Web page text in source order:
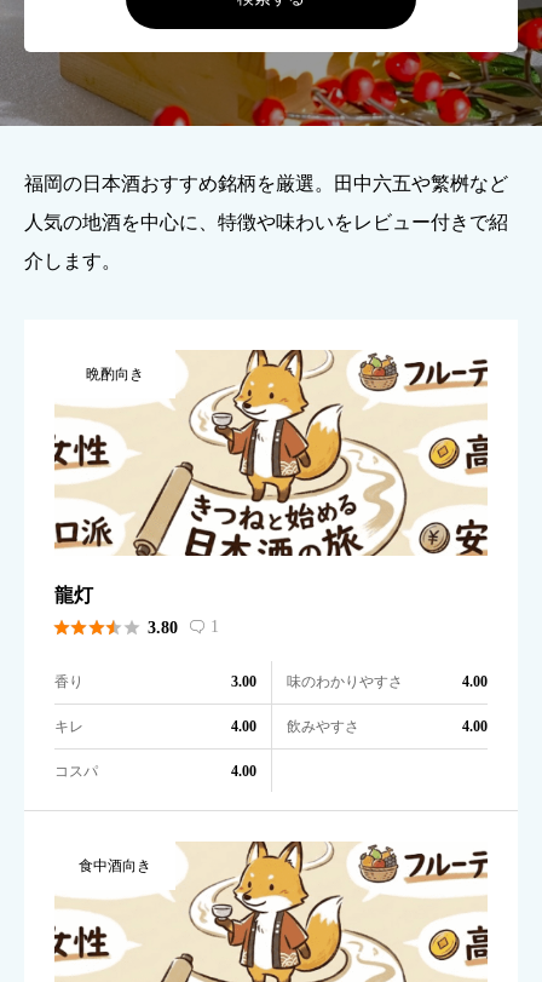
福岡の日本酒おすすめ銘柄を厳選。田中六五や繁桝など
人気の地酒を中心に、特徴や味わいをレビュー付きで紹
介します。
晩酌向き
龍灯
 3.80  1
香り 3.00 味のわかりやすさ 4.00
キレ 4.00 飲みやすさ 4.00
コスパ 4.00
食中酒向き